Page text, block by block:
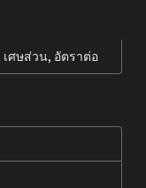
ศษส่วน, อัตราต่อ